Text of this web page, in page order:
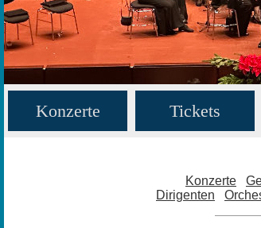
Konzerte Tickets
Konzerte
Dirigenten